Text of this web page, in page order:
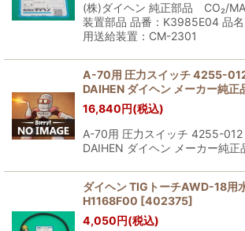
(株)ダイヘン 純正部品 CO₂/
装置部品 品番：K3985E04 品
用送給装置：CM-2301
A-70用 圧力スイッチ 4255-
DAIHEN ダイヘン メーカー純正
16,840円(税込)
A-70用 圧力スイッチ 4255-
DAIHEN ダイヘン メーカー純正
ダイヘン TIGトーチAWD-18用
H1168F00 [402375]
4,050円(税込)